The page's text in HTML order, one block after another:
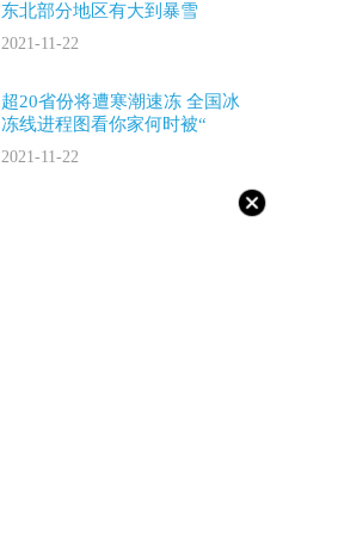
东北部分地区有大到暴雪
2021-11-22
超20省份将遭寒潮速冻 全国冰
冻线进程图看你家何时被“
2021-11-22